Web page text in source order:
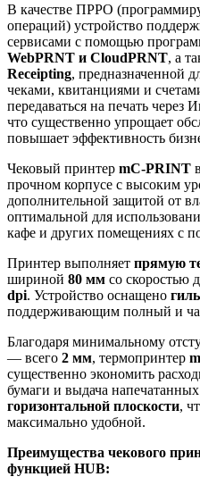
В качестве ПРРО
операций) устройство
сервисами с помощью
WebPRNT и CloudPRNT, а
Receipting, предназначенной
чеками, квитанциями и
передаваться на печать
что существенно упрощает
повышает эффективность
Чековый принтер mC-PRINT
прочном корпусе с высоким
дополнительной защитой от
оптимальной для
кафе и других помещениях с
Принтер выполняет прямую
шириной 80 мм со скоростью
dpi. Устройство оснащено
поддерживающим полный и
Благодаря минимальному
— всего 2 мм, термопринтер
существенно экономить
бумаги и выдача напечатанных
горизонтальной плоскости,
максимально удобной.
Преимущества чекового
функцией HUB: